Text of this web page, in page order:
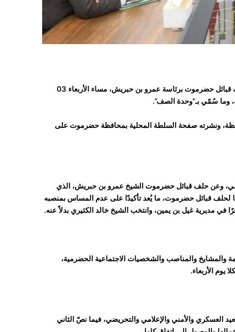
توصلت السلطة المحلية بمحافظة حضرموت إلى اتفاق مع حلف قبائل حضرموت برئاسة عمرو بن حبريش، مساء الأربعاء 03
ونشرته صفحة السلطة المحلية بمحافظة حضرموت على
وعن حلف قبائل حضرموت الشيخ عمرو بن حبريش، الذي
لحلف قبائل حضرموت، ما يُعد تأكيدًا على عدم المساس بمنصبه
مديرية غيل بن يمين، وانتخب الشيخ خالد الكثيري بدلاً عنه.
والمشايخ والمناصب والشخصيات الاجتماعية الحضرمية،
يوم الأربعاء.
الفوري للتصعيد العسكري والأمني والإعلامي والتحريضي، فيما نصّ الثاني